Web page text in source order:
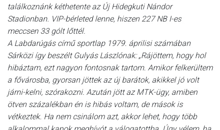
találkoznánk kéthetente az Új Hidegkuti Nándor
Stadionban. VIP-bérleted lenne, hiszen 227 NB I-es
meccsen 33 gólt lőttél.
A Labdarúgás című sportlap 1979. áprilisi számában
Sárközi így beszélt Gulyás Lászlónak: „Rájöttem, hogy hol
hibáztam, ezt nagyon fontosnak tartom. Amikor felkerültem
a fővárosba, gyorsan jöttek az új barátok, akikkel jó volt
járni-kelni, szórakozni. Azután jött az MTK-ügy, amiben
ötven százalékban én is hibás voltam, de mások is
vétkeztek. Ha nem csinálom azt, akkor lehet, hogy több